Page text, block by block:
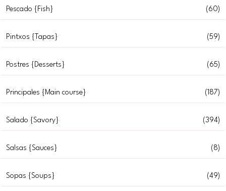
Pescado {Fish} (60)
Pintxos {Tapas} (59)
Postres {Desserts} (65)
Principales {Main course} (187)
Salado {Savory} (394)
Salsas {Sauces} (8)
Sopas {Soups} (49)